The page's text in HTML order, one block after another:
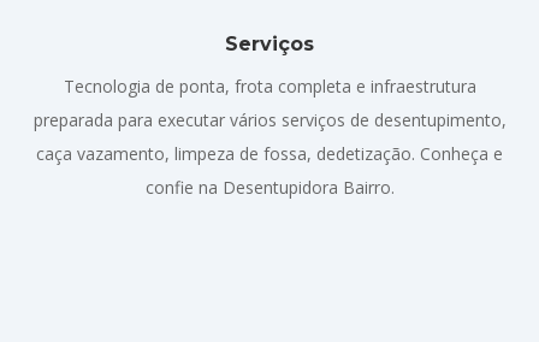
Serviços
Tecnologia de ponta, frota completa e infraestrutura
preparada para executar vários serviços de desentupimento,
caça vazamento, limpeza de fossa, dedetização. Conheça e
confie na Desentupidora Bairro.